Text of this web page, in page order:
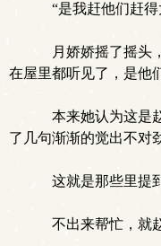
“是我赶他们赶得
月娇娇摇了摇头
在屋里都听见了，是他
本来她认为这是
了几句渐渐的觉出不对
这就是那些里提
不出来帮忙，就